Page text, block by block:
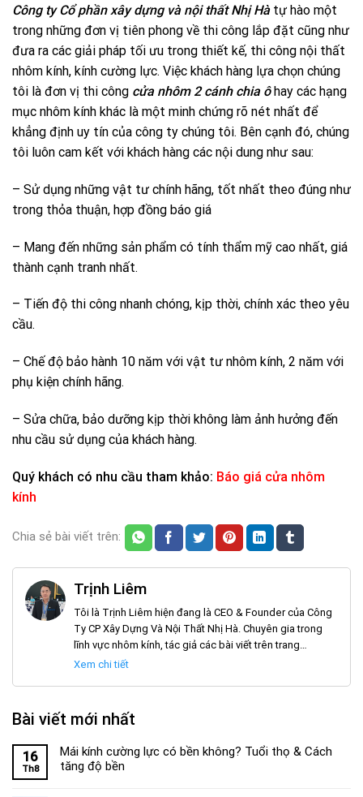
Công ty Cổ phần xây dựng và nội thất Nhị Hàtự hào một
trong những đơn vị tiên phong về thi công lắp đặt cũng như
đưa ra các giải pháp tối ưu trong thiết kế, thi công nội thất
nhôm kính, kính cường lực. Việc khách hàng lựa chọn chúng
tôi là đơn vị thi công cửa nhôm 2 cánh chia ôhay các hạng
mục nhôm kính khác là một minh chứng rõ nét nhất để
khẳng định uy tín của công ty chúng tôi. Bên cạnh đó, chúng
tôi luôn cam kết với khách hàng các nội dung như sau:
– Sử dụng những vật tư chính hãng, tốt nhất theo đúng như
trong thỏa thuận, hợp đồng báo giá
– Mang đến những sản phẩm có tính thẩm mỹ cao nhất, giá
thành cạnh tranh nhất.
– Tiến độ thi công nhanh chóng, kịp thời, chính xác theo yêu
cầu.
– Chế độ bảo hành 10 năm với vật tư nhôm kính, 2 năm với
phụ kiện chính hãng.
– Sửa chữa, bảo dưỡng kịp thời không làm ảnh hưởng đến
nhu cầu sử dụng của khách hàng.
Quý khách có nhu cầu tham khảo: Báo giá cửa nhôm
kính
Chia sẻ bài viết trên:
Trịnh Liêm
Tôi là Trịnh Liêm hiện đang là CEO & Founder của Công
Ty CP Xây Dựng Và Nội Thất Nhị Hà. Chuyên gia trong
lĩnh vực nhôm kính, tác giả các bài viết trên trang
noithatnhiha.com
Xem chi tiết
Bài viết mới nhất
16
Th8
Mái kính cường lực có bền không? Tuổi thọ & Cách
tăng độ bền